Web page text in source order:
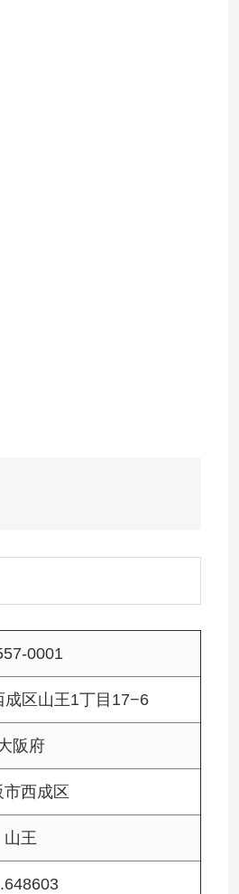
0001
成区山王1丁目17−6
阪府
市西成区
山王